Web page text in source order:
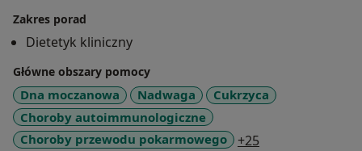
w aspekcie prawidłowego rozwoju dzieci i młodzieży,
dietoterapią anty-aging. Prowadzę pacjentów w
każdym wieku i na każdym etapie choroby, choć
zachęcam osoby zdrowe do żywienia profilaktycznego,
które pomoże zachować zdrowie, przedłuży młodość i
wpłynie na długowieczność.
Zakres porad
Dietetyk kliniczny
Główne obszary pomocy
Dna moczanowa Nadwaga
Cukrzyca
Choroby autoimmunologiczne
Choroby przewodu pokarmowego
+25